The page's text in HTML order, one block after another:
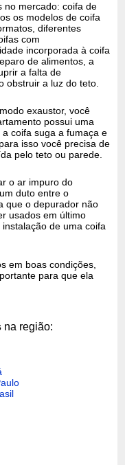
no mercado: coifa de
os modelos de coifa
diferentes
com
incorporada à coifa
de alimentos, a
a falta de
obstruir a luz do teto.
exaustor, você
possui uma
coifa suga a fumaça e
isso você precisa de
pelo teto ou parede.
o ar impuro do
duto entre o
que o depurador não
usados em último
de uma coifa
em boas condições,
para que ela
na região: